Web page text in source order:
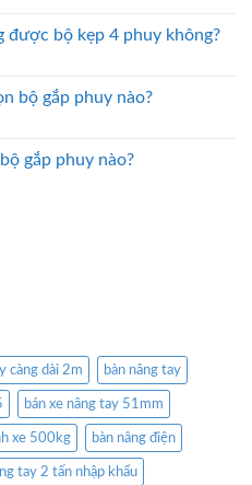
được bộ kẹp 4 phuy không?
bộ gắp phuy nào?
gắp phuy nào?
càng dài 2m bàn nâng tay
bán xe nâng tay 51mm
xe 500kg bàn nâng điện
tay 2 tấn nhập khẩu